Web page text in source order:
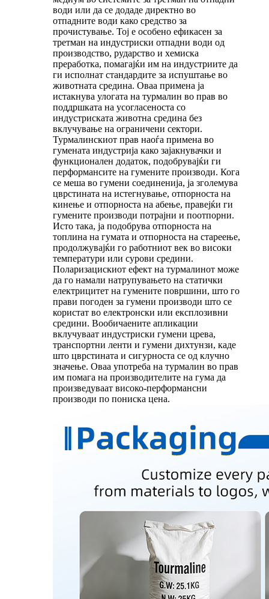
води или да се додаде директно во
отпадните води како средство за
прочистување. Тој е особено ефикасен за
третман на индустриски отпадни води од
производство, рударство и хемиска
преработка, помагајќи им на индустриите да
ги исполнат стандардите за испуштање во
животната средина. Оваа примена ја
истакнува улогата на турмалин во прав во
поддршката на усогласеноста со
индустриската животна средина без
вклучување на ограничени сектори.
Турмалинскиот прав наоѓа примена во
гумената индустрија како зајакнувачки и
функционален додаток, подобрувајќи ги
перформансите на гумените производи. Кога
се меша во гумени соединенија, ја зголемува
цврстината на истегнување, отпорноста на
кинење и отпорноста на абење, правејќи ги
гумените производи потрајни и поотпорни.
Исто така, ја подобрува отпорноста на
топлина на гумата и отпорноста на стареење,
продолжувајќи го работниот век во високи
температури или сурови средини.
Поларизацискиот ефект на турмалинот може
да го намали натрупувањето на статички
електрицитет на гумените површини, што го
прави погоден за гумени производи што се
користат во електронски или експлозивни
средини. Вообичаените апликации
вклучуваат индустриски гумени црева,
транспортни ленти и гумени дихтунзи, каде
што цврстината и сигурноста се од клучно
значење. Оваа употреба на турмалин во прав
им помага на производителите на гума да
произведуваат високо-перформансни
производи по пониска цена.